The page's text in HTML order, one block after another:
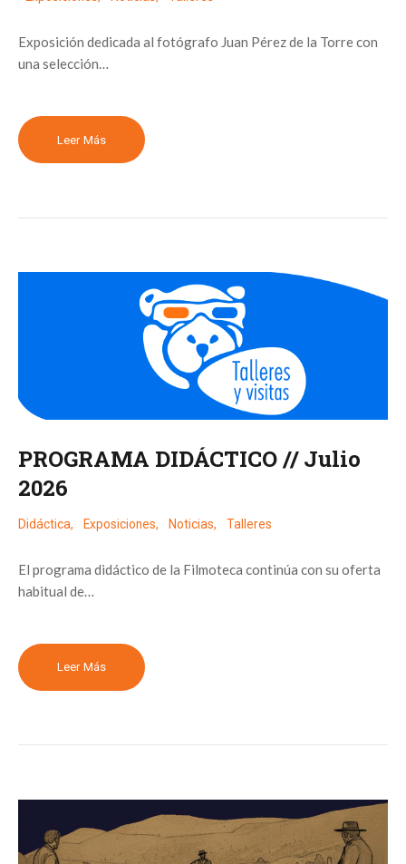
Exposición dedicada al fotógrafo Juan Pérez de la Torre con
una selección…
Leer Más
PROGRAMA DIDÁCTICO // Julio
2026
Didáctica, Exposiciones, Noticias, Talleres
El programa didáctico de la Filmoteca continúa con su oferta
habitual de…
Leer Más